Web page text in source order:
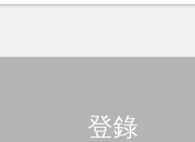
登錄